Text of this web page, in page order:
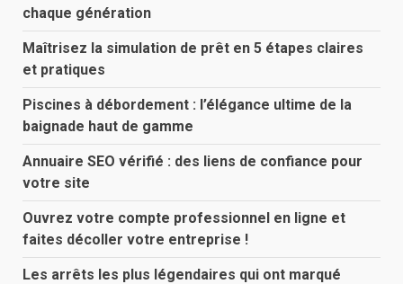
chaque génération
Maîtrisez la simulation de prêt en 5 étapes claires
et pratiques
Piscines à débordement : l’élégance ultime de la
baignade haut de gamme
Annuaire SEO vérifié : des liens de confiance pour
votre site
Ouvrez votre compte professionnel en ligne et
faites décoller votre entreprise !
Les arrêts les plus légendaires qui ont marqué